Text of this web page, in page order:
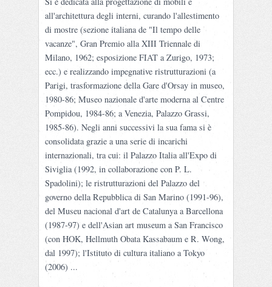
all'architettura degli interni, curando l'allestimento
di mostre (sezione italiana de "Il tempo delle
vacanze", Gran Premio alla XIII Triennale di
Milano, 1962; esposizione FIAT a Zurigo, 1973;
ecc.) e realizzando impegnative ristrutturazioni (a
Parigi, trasformazione della Gare d'Orsay in museo,
1980-86; Museo nazionale d'arte moderna al Centre
Pompidou, 1984-86; a Venezia, Palazzo Grassi,
1985-86). Negli anni successivi la sua fama si è
consolidata grazie a una serie di incarichi
internazionali, tra cui: il Palazzo Italia all'Expo di
Siviglia (1992, in collaborazione con P. L.
Spadolini); le ristrutturazioni del Palazzo del
governo della Repubblica di San Marino (1991-96),
del Museu nacional d'art de Catalunya a Barcellona
(1987-97) e dell'Asian art museum a San Francisco
(con HOK, Hellmuth Obata Kassabaum e R. Wong,
dal 1997); l'Istituto di cultura italiano a Tokyo
(2006) ...